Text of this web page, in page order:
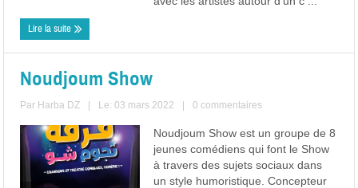
Lire la suite
Noudjoum Show
Par Harba DZ Le: 03 mars 2022 0 commentaires
Noudjoum Show est un groupe de 8
jeunes comédiens qui font le Show
à travers des sujets sociaux dans
un style humoristique. Concepteur